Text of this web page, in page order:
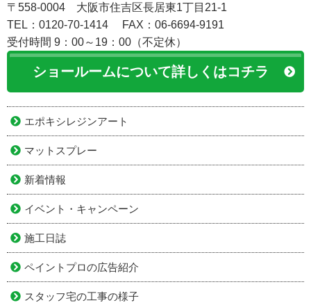
〒558-0004 大阪市住吉区長居東1丁目21-1
TEL：0120-70-1414
FAX：06-6694-9191
受付時間 9：00～19：00（不定休）
ショールームについて詳しくはコチラ
エポキシレジンアート
マットスプレー
新着情報
イベント・キャンペーン
施工日誌
ペイントプロの広告紹介
スタッフ宅の工事の様子